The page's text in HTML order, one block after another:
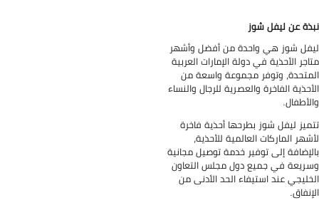
عن ليفل شوز
شوز هي واحدة من أفضل وأشهر
الأحذية في دولة الإمارات العربية
وتوفر مجموعة واسعة من
الفاخرة والعصرية للرجال والنساء
ليفل شوز بطرحها أحذية فاخرة
الماركات العالمية للأحذية،
إلى توفير خدمة توصيل مجانية
في جميع دول مجلس التعاون
عند استيفاء الحد الأدنى من